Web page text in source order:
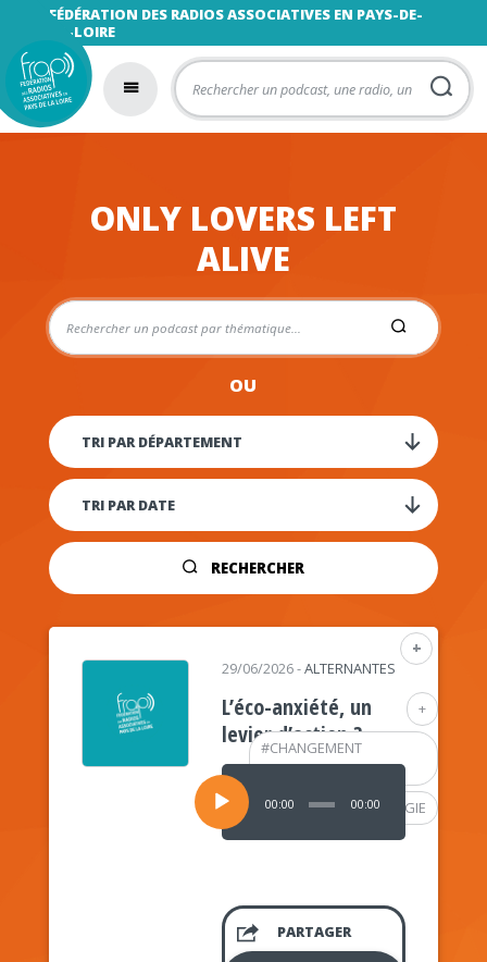
FÉDÉRATION DES RADIOS ASSOCIATIVES EN PAYS-DE-
LA-LOIRE
ONLY LOVERS LEFT
ALIVE
OU
RECHERCHER
+
+
#CHANGEMENT
CLIMATIQUE
#PSYCHOLOGIE
29/06/2026-ALTERNANTES
L’éco-anxiété, un
levier d’action ?
Lecteur
audio
00:00 00:00
PARTAGER